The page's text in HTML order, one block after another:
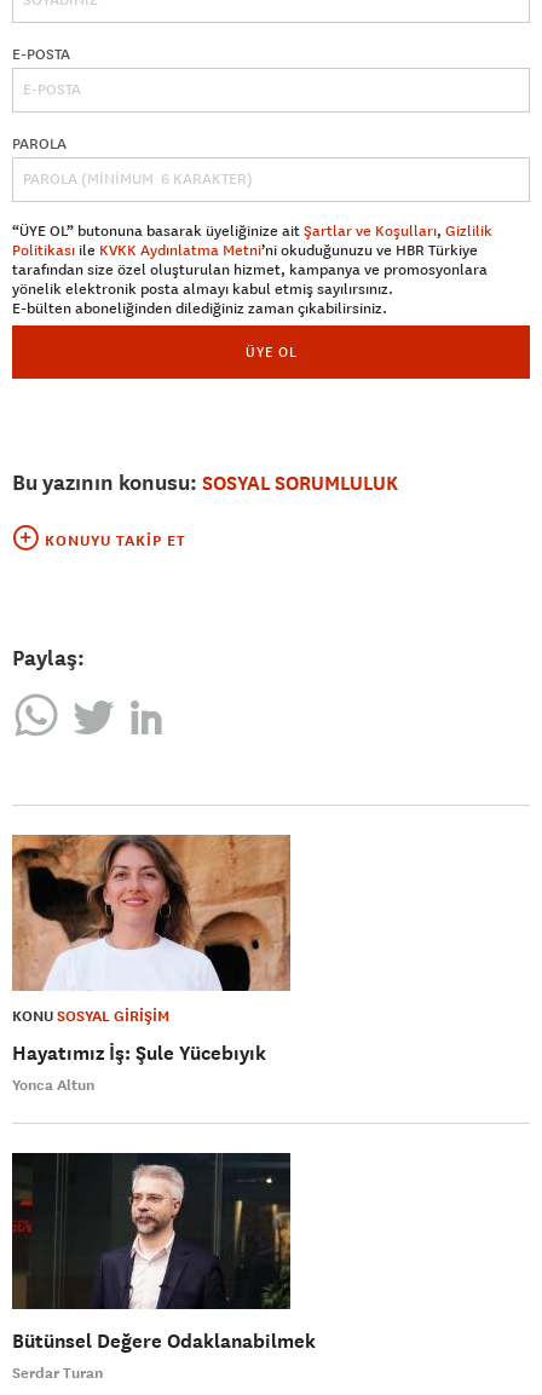
E-POSTA
PAROLA
“ÜYE OL” butonuna basarak üyeliğinize aitŞartlar ve Koşulları, Gizlilik
Politikası ile KVKK Aydınlatma Metni’ni okuduğunuzu ve HBR Türkiye
tarafından size özel oluşturulan hizmet, kampanya ve promosyonlara
yönelik elektronik posta almayı kabul etmiş sayılırsınız.
E-bülten aboneliğinden dilediğiniz zaman çıkabilirsiniz.
ÜYE OL
Bu yazının konusu: SOSYAL SORUMLULUK
KONUYU TAKIP ET
Paylaş:
KONUSOSYAL GİRİŞİM
Hayatımız İş: Şule Yücebıyık
Yonca Altun
Bütünsel Değere Odaklanabilmek
Serdar Turan